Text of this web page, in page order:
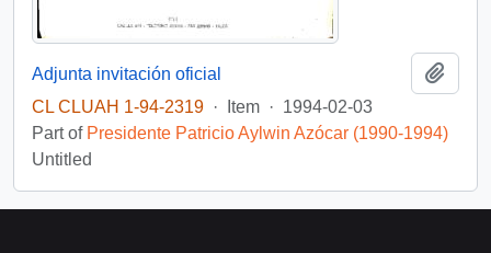
Adjunta invitación oficial
CL CLUAH 1-94-2319 · Item · 1994-02-03
Part of Presidente Patricio Aylwin Azócar (1990-1994)
Untitled